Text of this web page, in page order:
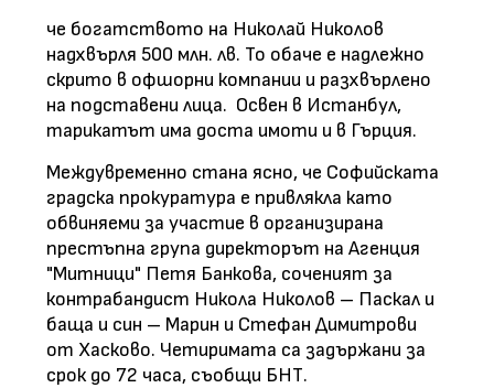
че богатството на Николай Николов
надхвърля 500 млн. лв. То обаче е надлежно
скрито в офшорни компании и разхвърлено
на подставени лица. Освен в Истанбул,
тарикатът има доста имоти и в Гърция.
Междувременно стана ясно, че Софийската
градска прокуратура е привлякла като
обвиняеми за участие в организирана
престъпна група директорът на Агенция
"Митници" Петя Банкова, соченият за
контрабандист Никола Николов – Паскал и
баща и син – Марин и Стефан Димитрови
от Хасково. Четиримата са задържани за
срок до 72 часа, съобщи БНТ.